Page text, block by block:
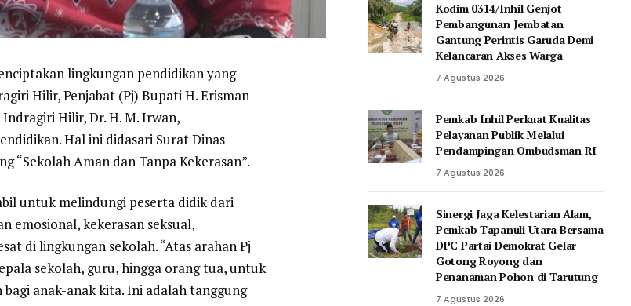
lingkungan pendidikan yang
Hilir, Penjabat (Pj) Bupati H. Erisman
Hilir, Dr. H. M. Irwan,
Hal ini didasari Surat Dinas
“Sekolah Aman dan Tanpa Kekerasan”.
untuk melindungi peserta didik dari
emosional, kekerasan seksual,
di lingkungan sekolah. “Atas arahan Pj
sekolah, guru, hingga orang tua, untuk
anak-anak kita. Ini adalah tanggung
Kodim 0314/Inhil Genjot
Pembangunan Jembatan
Gantung Perintis Garuda Demi
Kelancaran Akses Warga
7 Agustus 2026
Pemkab Inhil Perkuat Kualitas
Pelayanan Publik Melalui
Pendampingan Ombudsman RI
7 Agustus 2026
‎Sinergi Jaga Kelestarian Alam,
Pemkab Tapanuli Utara Bersama
DPC Partai Demokrat Gelar
Gotong Royong dan
Penanaman Pohon di Tarutung
7 Agustus 2026